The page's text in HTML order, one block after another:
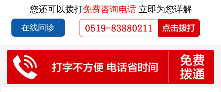
您还可以拨打免费咨询电话立即为您详解
在线问诊